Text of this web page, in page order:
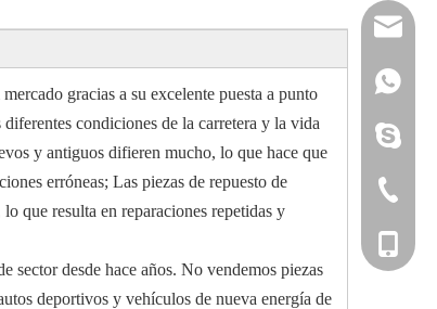
gracias a su excelente puesta a punto
condiciones de la carretera y la vida
y antiguos difieren mucho, lo que hace que
erróneas; Las piezas de repuesto de
que resulta en reparaciones repetidas y
sector desde hace años. No vendemos piezas
deportivos y vehículos de nueva energía de
+86-